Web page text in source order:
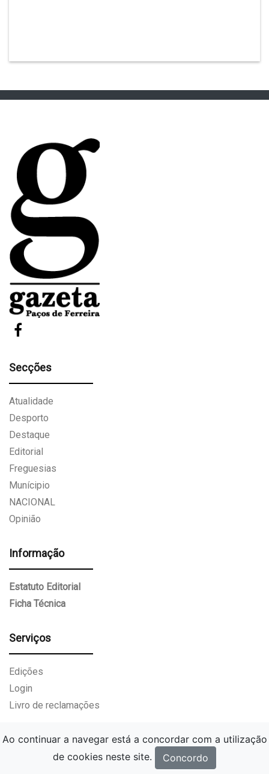
Secções
Atualidade
Desporto
Destaque
Editorial
Freguesias
Munícipio
NACIONAL
Opinião
Informação
Estatuto Editorial
Ficha Técnica
Serviços
Edições
Login
Livro de reclamações
Gazeta Paços de Ferreira.Todos os direitos reservados.
Ao continuar a navegar está a concordar com a utilização
de cookies neste site.
Concordo